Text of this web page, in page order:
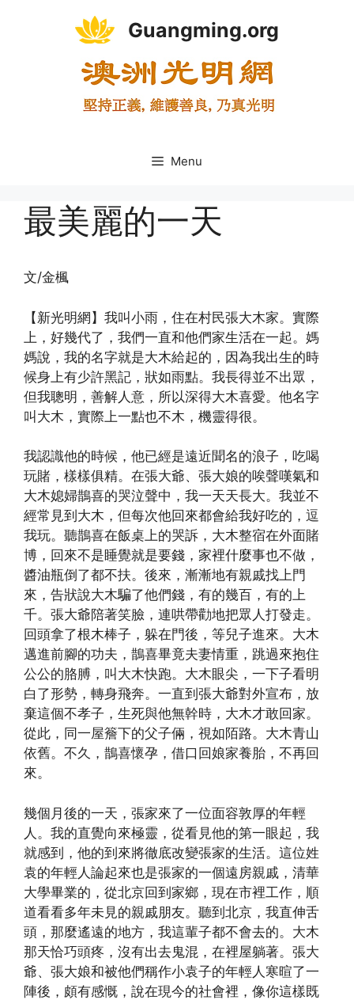
Guangming.org
Menu
最美麗的一天
文/金楓
【新光明網】我叫小雨，住在村民張大木家。實際
上，好幾代了，我們一直和他們家生活在一起。媽
媽說，我的名字就是大木給起的，因為我出生的時
候身上有少許黑記，狀如雨點。我長得並不出眾，
但我聰明，善解人意，所以深得大木喜愛。他名字
叫大木，實際上一點也不木，機靈得很。
我認識他的時候，他已經是遠近聞名的浪子，吃喝
玩賭，樣樣俱精。在張大爺、張大娘的唉聲嘆氣和
大木媳婦鵲喜的哭泣聲中，我一天天長大。我並不
經常見到大木，但每次他回來都會給我好吃的，逗
我玩。聽鵲喜在飯桌上的哭訴，大木整宿在外面賭
博，回來不是睡覺就是要錢，家裡什麼事也不做，
醬油瓶倒了都不扶。後來，漸漸地有親戚找上門
來，告狀說大木騙了他們錢，有的幾百，有的上
千。張大爺陪著笑臉，連哄帶勸地把眾人打發走。
回頭拿了根木棒子，躲在門後，等兒子進來。大木
邁進前腳的功夫，鵲喜畢竟夫妻情重，跳過來抱住
公公的胳膊，叫大木快跑。大木眼尖，一下子看明
白了形勢，轉身飛奔。一直到張大爺對外宣布，放
棄這個不孝子，生死與他無幹時，大木才敢回家。
從此，同一屋簷下的父子倆，視如陌路。大木青山
依舊。不久，鵲喜懷孕，借口回娘家養胎，不再回
來。
幾個月後的一天，張家來了一位面容敦厚的年輕
人。我的直覺向來極靈，從看見他的第一眼起，我
就感到，他的到來將徹底改變張家的生活。這位姓
袁的年輕人論起來也是張家的一個遠房親戚，清華
大學畢業的，從北京回到家鄉，現在市裡工作，順
道看看多年未見的親戚朋友。聽到北京，我直伸舌
頭，那麼遙遠的地方，我這輩子都不會去的。大木
那天恰巧頭疼，沒有出去鬼混，在裡屋躺著。張大
爺、張大娘和被他們稱作小袁子的年輕人寒暄了一
陣後，頗有感慨，說在現今的社會裡，像你這樣既